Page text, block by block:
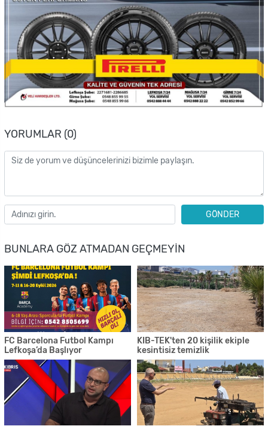
YORUMLAR (0)
GÖNDER
BUNLARA GÖZ ATMADAN GEÇMEYIN
FC Barcelona Futbol Kampı
Lefkoşa’da Başlıyor
KIB-TEK'ten 20 kişilik ekiple
kesintisiz temizlik